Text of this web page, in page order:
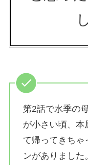
第2話で水季の
が小さい頃、本
て帰ってきちゃ
ンがありました